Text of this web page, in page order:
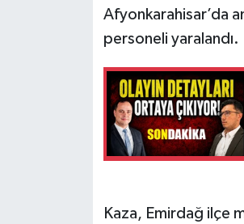
Afyonkarahisar’da
personeli yaralandı.
Kaza, Emirdağ ilçe